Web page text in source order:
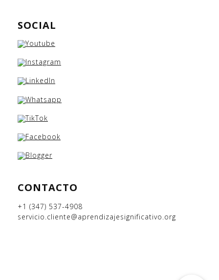
SOCIAL
CONTACTO
+1 (347) 537-4908
servicio.cliente@aprendizajesignificativo.org